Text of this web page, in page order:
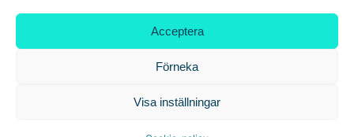
Acceptera
Förneka
Visa inställningar